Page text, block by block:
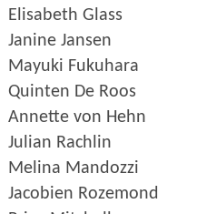
Elisabeth Glass
Janine Jansen
Mayuki Fukuhara
Quinten De Roos
Annette von Hehn
Julian Rachlin
Melina Mandozzi
Jacobien Rozemond